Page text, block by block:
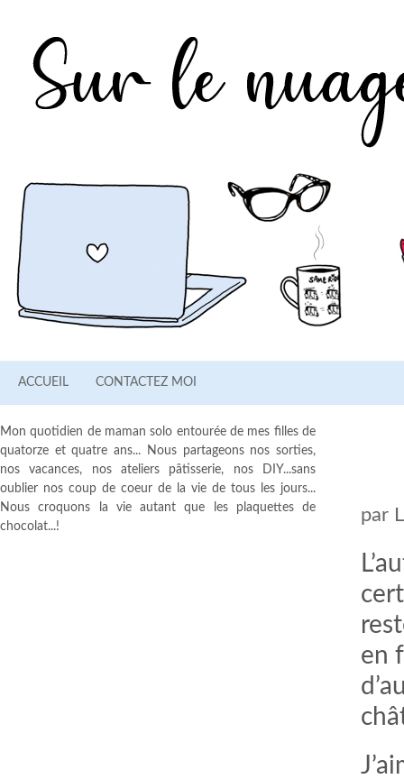
ACCUEIL CONTACTEZ MOI
par
en
Mon quotidien de maman solo entourée de mes filles de
quatorze et quatre ans... Nous partageons nos sorties,
nos vacances, nos ateliers pâtisserie, nos DIY...sans
oublier nos coup de coeur de la vie de tous les jours...
Nous croquons la vie autant que les plaquettes de
chocolat...!